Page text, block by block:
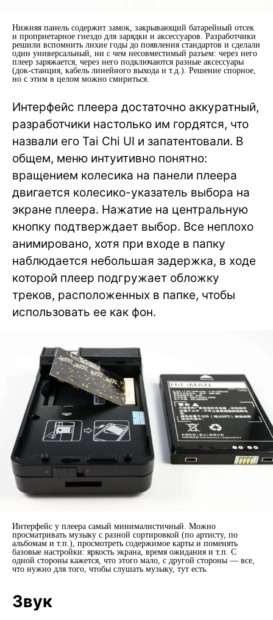
Нижняя панель содержит замок, закрывающий батарейный отсек
и проприетарное гнездо для зарядки и аксессуаров. Разработчики
решили вспомнить лихие годы до появления стандартов и сделали
один универсальный, ни с чем несовместимый разъем: через него
плеер заряжается, через него подключаются разные аксессуары
(док-станция, кабель линейного выхода и т.д.). Решение спорное,
но с этим в целом можно смириться.
Интерфейс плеера достаточно аккуратный,
разработчики настолько им гордятся, что
назвали его Tai Chi UI и запатентовали. В
общем, меню интуитивно понятно:
вращением колесика на панели плеера
двигается колесико-указатель выбора на
экране плеера. Нажатие на центральную
кнопку подтверждает выбор. Все неплохо
анимировано, хотя при входе в папку
наблюдается небольшая задержка, в ходе
которой плеер подгружает обложку
треков, расположенных в папке, чтобы
использовать ее как фон.
Интерфейс у плеера самый минималистичный. Можно
просматривать музыку с разной сортировкой (по артисту, по
альбомам и т.п.), просмотреть содержимое карты и поменять
базовые настройки: яркость экрана, время ожидания и т.п. С
одной стороны кажется, что этого мало, с другой стороны — все,
что нужно для того, чтобы слушать музыку, тут есть.
Звук